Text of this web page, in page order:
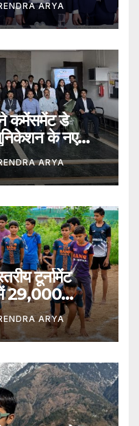
ARYA
ने कमेंसमेंट डे
के नए
ARYA
टूर्नामेंट
29,000
के साथ संपन्न हुआ
ARYA